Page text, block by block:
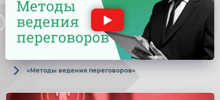
«Методы ведения переговоров»